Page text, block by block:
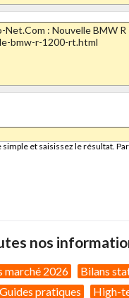
et saisissez le résultat.
nos
marché 2026 Bilans
Guides pratiques High-